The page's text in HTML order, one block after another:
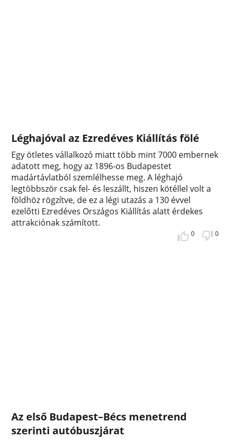
Léghajóval az Ezredéves Kiállítás fölé
Egy ötletes vállalkozó miatt több mint 7000 embernek
adatott meg, hogy az 1896-os Budapestet
madártávlatból szemlélhesse meg. A léghajó
legtöbbször csak fel- és leszállt, hiszen kötéllel volt a
földhöz rögzítve, de ez a légi utazás a 130 évvel
ezelőtti Ezredéves Országos Kiállítás alatt érdekes
attrakciónak számított.
0 0
Az első Budapest–Bécs menetrend
szerinti autóbuszjárat